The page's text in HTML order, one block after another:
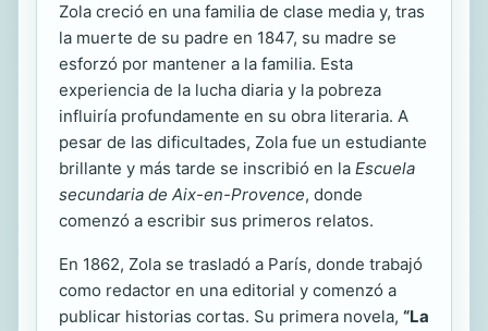
Zola creció en una familia de clase media y, tras
la muerte de su padre en 1847, su madre se
esforzó por mantener a la familia. Esta
experiencia de la lucha diaria y la pobreza
influiría profundamente en su obra literaria. A
pesar de las dificultades, Zola fue un estudiante
brillante y más tarde se inscribió en la Escuela
secundaria de Aix-en-Provence, donde
comenzó a escribir sus primeros relatos.
En 1862, Zola se trasladó a París, donde trabajó
como redactor en una editorial y comenzó a
publicar historias cortas. Su primera novela, “La